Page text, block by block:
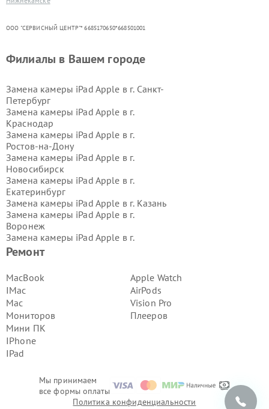
ООО "СЕРВИСНЫЙ ЦЕНТР"* 6685170650*668501001
Мы принимаем
все формы оплаты
Ремонт
MacBook
IMac
Mac
Мониторов
Мини ПК
IPhone
IPad
Apple Watch
AirPods
Vision Pro
Плееров
Филиалы в Вашем городе
Замена камеры iPad Apple в г. Санкт-
Петербург
Замена камеры iPad Apple в г.
Краснодар
Замена камеры iPad Apple в г.
Ростов-на-Дону
Замена камеры iPad Apple в г.
Новосибирск
Замена камеры iPad Apple в г.
Екатеринбург
Замена камеры iPad Apple в г. Казань
Замена камеры iPad Apple в г.
Воронеж
Замена камеры iPad Apple в г.
Волгоград
Самара
Замена камеры iPad Apple в г.Пермь
Замена камеры iPad Apple в г.
Красноярск
Замена камеры iPad Apple в г.
Ижевск
Замена камеры iPad Apple в г.
Челябинск
Замена камеры iPad Apple в г. Уфа
Замена камеры iPad Apple в г.Политика конфиденциальности